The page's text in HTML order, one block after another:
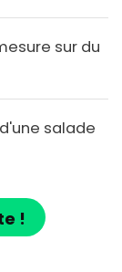
sur du
salade
!